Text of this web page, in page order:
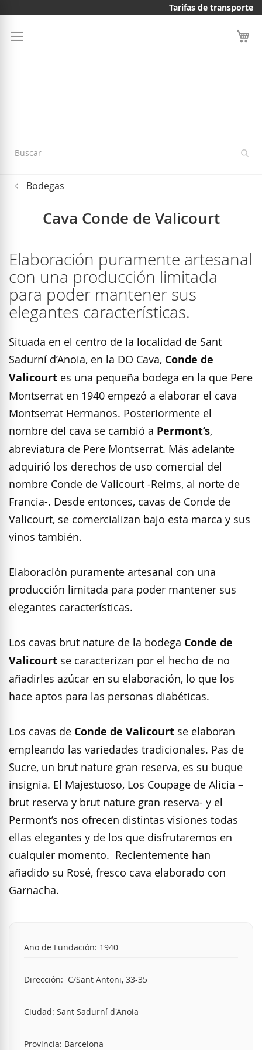
contenido
Tarifas de transporte
Bodegas
Cava Conde de Valicourt
Elaboración puramente artesanal
con una producción limitada
para poder mantener sus
elegantes características.
Situada en el centro de la localidad de Sant
Sadurní d’Anoia, en la DO Cava, Conde de
Valicourt es una pequeña bodega en la que Pere
Montserrat en 1940 empezó a elaborar el cava
Montserrat Hermanos. Posteriormente el
nombre del cava se cambió a Permont’s,
abreviatura de Pere Montserrat. Más adelante
adquirió los derechos de uso comercial del
nombre Conde de Valicourt -Reims, al norte de
Francia-. Desde entonces, cavas de Conde de
Valicourt, se comercializan bajo esta marca y sus
vinos también.
Elaboración puramente artesanal con una
producción limitada para poder mantener sus
elegantes características.
Los cavas brut nature de la bodega Conde de
Valicourt se caracterizan por el hecho de no
añadirles azúcar en su elaboración, lo que los
hace aptos para las personas diabéticas.
Los cavas de Conde de Valicourt se elaboran
empleando las variedades tradicionales. Pas de
Sucre, un brut nature gran reserva, es su buque
insignia. El Majestuoso, Los Coupage de Alicia –
brut reserva y brut nature gran reserva- y el
Permont’s nos ofrecen distintas visiones todas
ellas elegantes y de los que disfrutaremos en
cualquier momento. Recientemente han
añadido su Rosé, fresco cava elaborado con
Garnacha.
Año de Fundación: 1940
Dirección: C/Sant Antoni, 33-35
Ciudad: Sant Sadurní d'Anoia
Provincia: Barcelona